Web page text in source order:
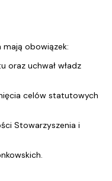
mają obowiązek:
oraz uchwał władz
celów statutowych
Stowarzyszenia i